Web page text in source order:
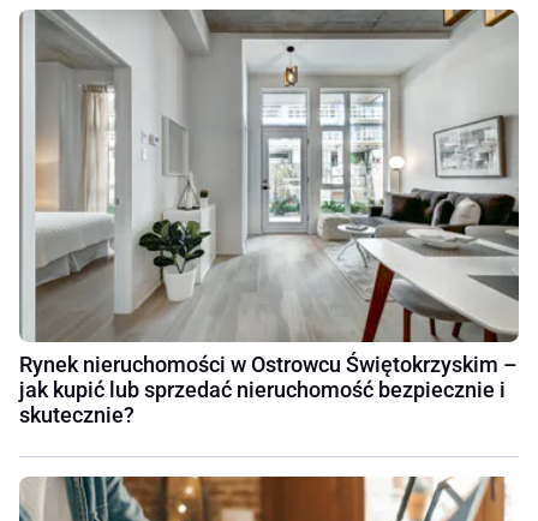
Rynek nieruchomości w Ostrowcu Świętokrzyskim –
jak kupić lub sprzedać nieruchomość bezpiecznie i
skutecznie?